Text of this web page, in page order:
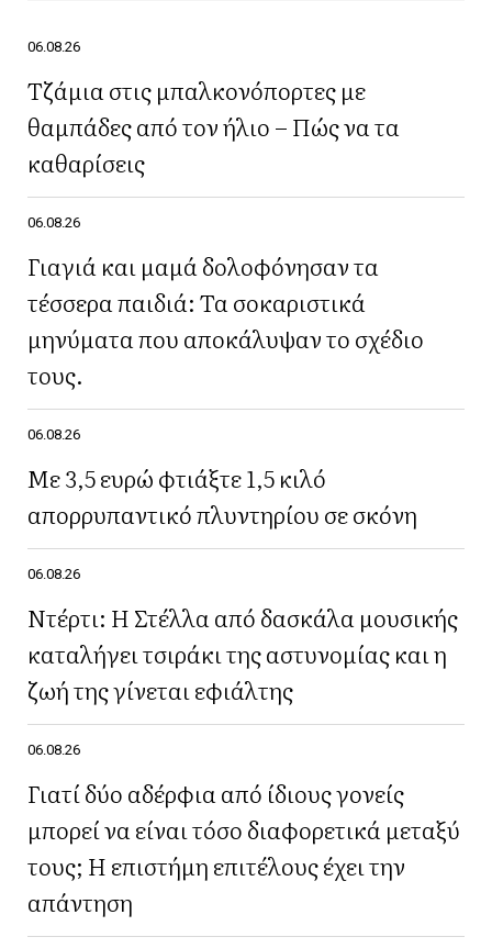
06.08.26
Τζάμια στις μπαλκονόπορτες με
θαμπάδες από τον ήλιο – Πώς να τα
καθαρίσεις
06.08.26
Γιαγιά και μαμά δολοφόνησαν τα
τέσσερα παιδιά: Τα σοκαριστικά
μηνύματα που αποκάλυψαν το σχέδιο
τους.
06.08.26
Με 3,5 ευρώ φτιάξτε 1,5 κιλό
απορρυπαντικό πλυντηρίου σε σκόνη
06.08.26
Ντέρτι: Η Στέλλα από δασκάλα μουσικής
καταλήγει τσιράκι της αστυνομίας και η
ζωή της γίνεται εφιάλτης
06.08.26
Γιατί δύο αδέρφια από ίδιους γονείς
μπορεί να είναι τόσο διαφορετικά μεταξύ
τους; Η επιστήμη επιτέλους έχει την
απάντηση